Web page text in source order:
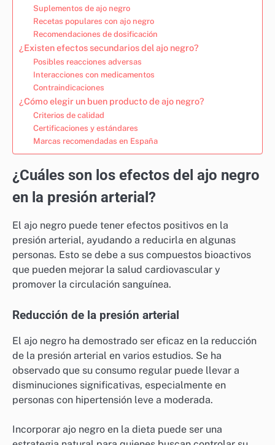
Suplementos de ajo negro
Recetas populares con ajo negro
Recomendaciones de dosificación
¿Existen efectos secundarios del ajo negro?
Posibles reacciones adversas
Interacciones con medicamentos
Contraindicaciones
¿Cómo elegir un buen producto de ajo negro?
Criterios de calidad
Certificaciones y estándares
Marcas recomendadas en España
¿Cuáles son los efectos del ajo negro
en la presión arterial?
El ajo negro puede tener efectos positivos en la
presión arterial, ayudando a reducirla en algunas
personas. Esto se debe a sus compuestos bioactivos
que pueden mejorar la salud cardiovascular y
promover la circulación sanguínea.
Reducción de la presión arterial
El ajo negro ha demostrado ser eficaz en la reducción
de la presión arterial en varios estudios. Se ha
observado que su consumo regular puede llevar a
disminuciones significativas, especialmente en
personas con hipertensión leve a moderada.
Incorporar ajo negro en la dieta puede ser una